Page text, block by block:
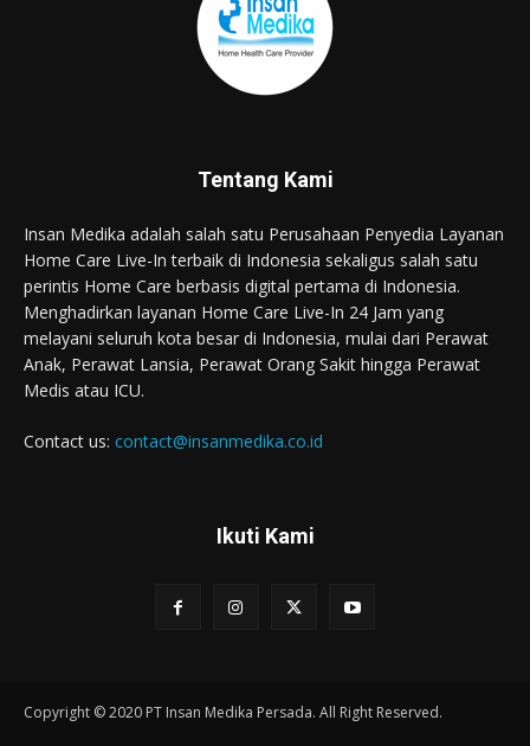
Tentang Kami
Insan Medika adalah salah satu Perusahaan Penyedia Layanan
Home Care Live-In terbaik di Indonesia sekaligus salah satu
perintis Home Care berbasis digital pertama di Indonesia.
Menghadirkan layanan Home Care Live-In 24 Jam yang
melayani seluruh kota besar di Indonesia, mulai dari Perawat
Anak, Perawat Lansia, Perawat Orang Sakit hingga Perawat
Medis atau ICU.
Contact us: contact@insanmedika.co.id
Ikuti Kami
Copyright © 2020 PT Insan Medika Persada. All Right Reserved.